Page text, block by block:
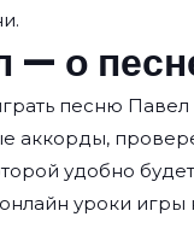
— о
песню
аккорды,
удобно
онлайн уроки игры